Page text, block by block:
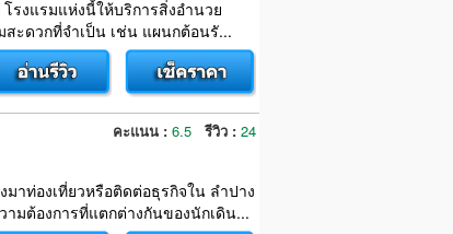
รงแรมแห่งนี้ให้บริการสิ่งอำนวย
ะดวกที่จำเป็น เช่น แผนกต้อนรั...
คะแนน : 6.5 รีวิว : 24
าท่องเที่ยวหรือติดต่อธุรกิจใน ลำปาง
มต้องการที่แตกต่างกันของนักเดิน...